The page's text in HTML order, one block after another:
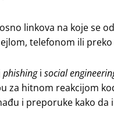
linkova na koje se
telefonom ili
phishingi social
za hitnom reakcijom
i preporuke kako da